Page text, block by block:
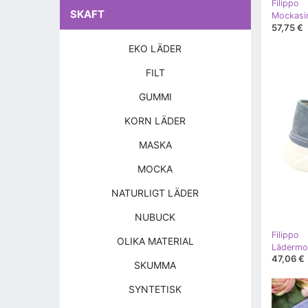
Filippo
57,75 €
Filippo
47,06 €
SKAFT
EKO LÄDER
FILT
GUMMI
KORN LÄDER
MASKA
MOCKA
NATURLIGT LÄDER
NUBUCK
OLIKA MATERIAL
SKUMMA
SYNTETISK